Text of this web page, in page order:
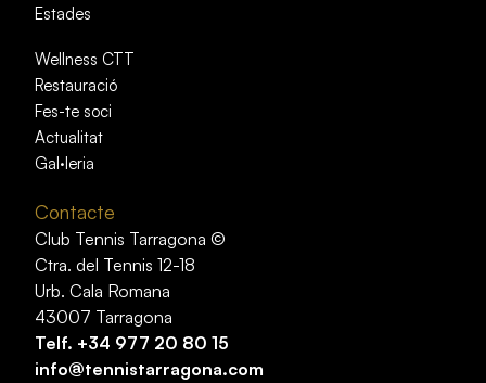
Estades
Wellness CTT
Restauració
Fes-te soci
Actualitat
Gal·leria
Contacte
Club Tennis Tarragona ©
Ctra. del Tennis 12-18
Urb. Cala Romana
43007 Tarragona
Telf. +34 977 20 80 15
info@tennistarragona.com